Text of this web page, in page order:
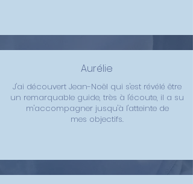
Aurélie
J'ai découvert Jean-Noël qui s'est révélé être
un remarquable guide, très à l'écoute, il a su
m'accompagner jusqu'à l'atteinte de
mes objectifs.